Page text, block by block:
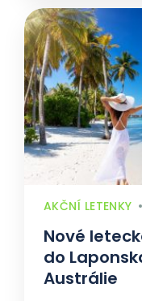
AKČNÍ LETENKY
Nové
do
Austrálie